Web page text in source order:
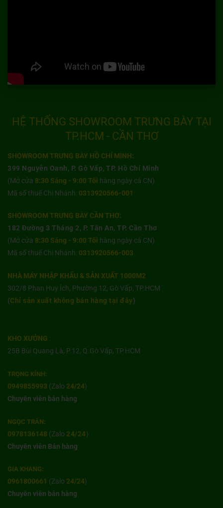
HỆ THỐNG SHOWROOM TRƯNG BÀY TẠI
TP.HCM - CẦN THƠ
SHOWROOM TRƯNG BÀY HỒ CHÍ MINH:
399 Nguyễn Oanh, P. Gò Vấp, TP. Hồ Chí Minh
(Mở cửa 8:30 Sáng - 9:00 Tối hàng ngày cả CN)
Mã số thuế Chi Nhánh: 0313920566-001
SHOWROOM TRƯNG BÀY CẦN THƠ:
182 Đường 3 Tháng 2, P. Tân An, TP. Cần Thơ
(Mở cửa 8:30 Sáng - 9:00 Tối hàng ngày cả CN)
Mã số thuế Chi Nhánh: 0313920566-003
NHÀ MÁY NHẬP KHẨU & SẢN XUẤT 1000M2
302/8 Phan Huy Ích, Phường 12, Gò Vấp, TP.HCM
(Chỉ sản xuất không bán hàng tại đây)
KHO XƯỞNG :
25B Bùi Quang Là, P.12, Q.Gò Vấp, TP.HCM
TRỌNG KÍNH:
0949855993 (Zalo 24/24)
Chuyên viên bán hàng
NGỌC TRÂN:
0978136148 (Zalo 24/24)
Chuyên viên Bán hàng
GIA KHANG:
0961800661 (Zalo 24/24)
Chuyên viên bán hàng